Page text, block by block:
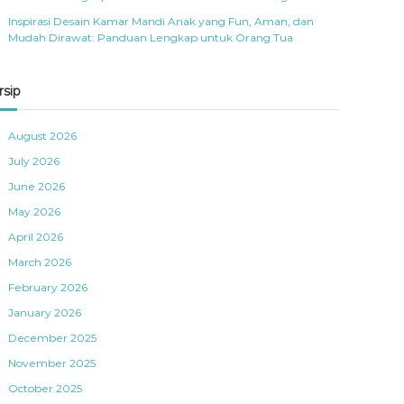
Inspirasi Desain Kamar Mandi Anak yang Fun, Aman, dan
Mudah Dirawat: Panduan Lengkap untuk Orang Tua
August 2026
July 2026
June 2026
May 2026
April 2026
March 2026
February 2026
January 2026
December 2025
November 2025
October 2025